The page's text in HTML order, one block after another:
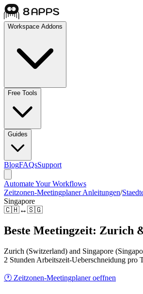
Workspace Addons
Free Tools
Guides
BlogFAQsSupport
Automate Your Workflows
Zeitzonen-Meetingplaner Anleitungen/
Singapore
🇨🇭↔🇸🇬
Beste Meetingzeit: Zurich
Zurich (Switzerland) and Singapore (
2 Stunden Arbeitszeit-Ueberschneidung pro
🕐 Zeitzonen-Meetingplaner oeffnen